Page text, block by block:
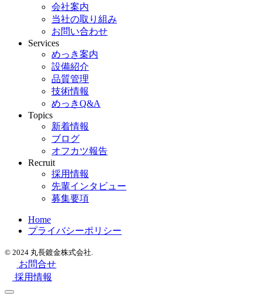
会社案内
当社の取り組み
お問い合わせ
Services
めっき案内
設備紹介
品質管理
技術情報
めっきQ&A
Topics
新着情報
ブログ
オフカツ報告
Recruit
採用情報
先輩インタビュー
募集要項
Home
プライバシーポリシー
© 2024 丸長鍍金株式会社.
お問合せ
採用情報